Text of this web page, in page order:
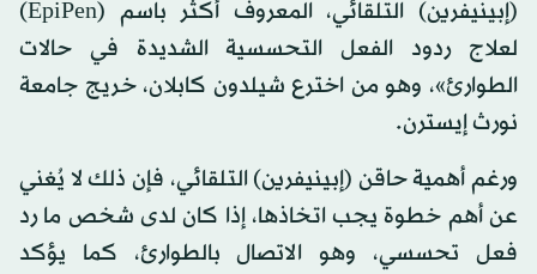
(إبينيفرين) التلقائي، المعروف أكثر باسم (EpiPen)
لعلاج ردود الفعل التحسسية الشديدة في حالات
الطوارئ»، وهو من اخترع شيلدون كابلان، خريج جامعة
نورث إيسترن.
ورغم أهمية حاقن (إبينيفرين) التلقائي، فإن ذلك لا يُغني
عن أهم خطوة يجب اتخاذها، إذا كان لدى شخص ما رد
فعل تحسسي، وهو الاتصال بالطوارئ، كما يؤكد